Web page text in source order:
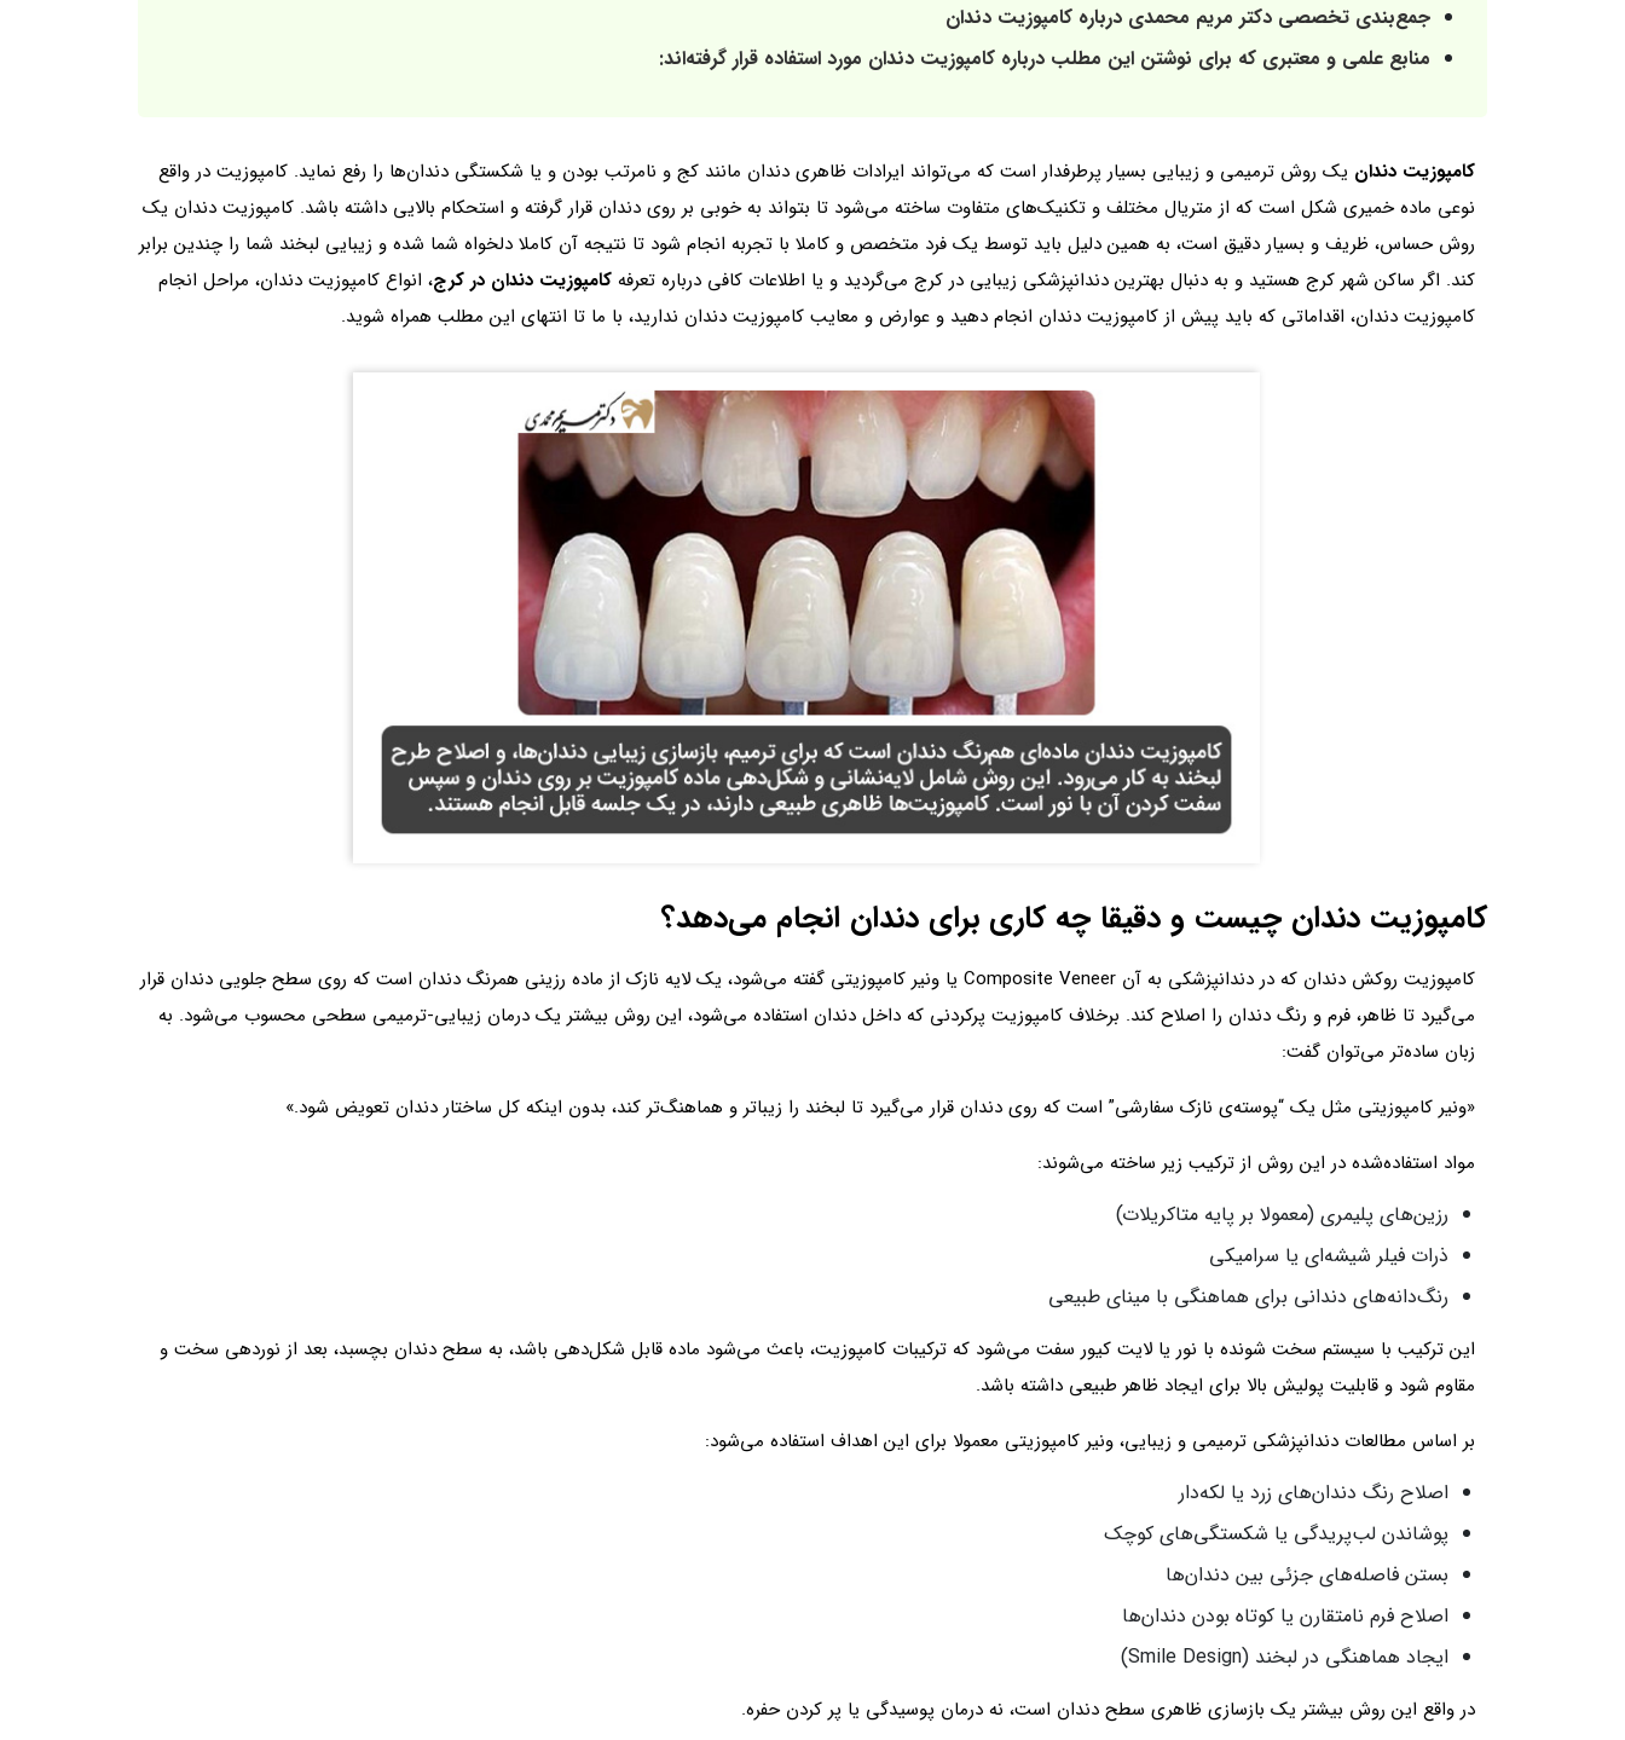
جمع‌بندی تخصصی دکتر مریم محمدی درباره کامپوزیت دندان
منابع علمی و معتبری که برای نوشتن این مطلب درباره کامپوزیت دندان مورد استفاده قرار گرفته‌اند:
کامپوزیت دندان یک روش ترمیمی و زیبایی بسیار پرطرفدار است که می‌تواند ایرادات ظاهری دندان مانند کج و نامرتب بودن و یا شکستگی دندان‌ها را رفع نماید. کامپوزیت در واقع
نوعی ماده خمیری شکل است که از متریال مختلف و تکنیک‌های متفاوت ساخته می‌شود تا بتواند به خوبی بر روی دندان قرار گرفته و استحکام بالایی داشته باشد. کامپوزیت دندان یک
روش حساس، ظریف و بسیار دقیق است، به همین دلیل باید توسط یک فرد متخصص و کاملا با تجربه انجام شود تا نتیجه آن کاملا دلخواه شما شده و زیبایی لبخند شما را چندین برابر
کند. اگر ساکن شهر کرج هستید و به دنبال بهترین دندانپزشکی زیبایی در کرج می‌گردید و یا اطلاعات کافی درباره تعرفه کامپوزیت دندان در کرج، انواع کامپوزیت دندان، مراحل انجام
کامپوزیت دندان، اقداماتی که باید پیش از کامپوزیت دندان انجام دهید و عوارض و معایب کامپوزیت دندان ندارید، با ما تا انتهای این مطلب همراه شوید.
کامپوزیت دندان چیست و دقیقا چه کاری برای دندان انجام می‌دهد؟
کامپوزیت روکش دندان که در دندانپزشکی به آن Composite Veneer یا ونیر کامپوزیتی گفته می‌شود، یک لایه نازک از ماده رزینی همرنگ دندان است که روی سطح جلویی دندان قرار
می‌گیرد تا ظاهر، فرم و رنگ دندان را اصلاح کند. برخلاف کامپوزیت پرکردنی که داخل دندان استفاده می‌شود، این روش بیشتر یک درمان زیبایی-ترمیمی سطحی محسوب می‌شود. به
زبان ساده‌تر می‌توان گفت:
«ونیر کامپوزیتی مثل یک “پوسته‌ی نازک سفارشی” است که روی دندان قرار می‌گیرد تا لبخند را زیباتر و هماهنگ‌تر کند، بدون اینکه کل ساختار دندان تعویض شود.»
مواد استفاده‌شده در این روش از ترکیب زیر ساخته می‌شوند:
رزین‌های پلیمری (معمولا بر پایه متاکریلات)
ذرات فیلر شیشه‌ای یا سرامیکی
رنگ‌دانه‌های دندانی برای هماهنگی با مینای طبیعی
این ترکیب با سیستم سخت شونده با نور یا لایت کیور سفت می‌شود که ترکیبات کامپوزیت، باعث می‌شود ماده قابل شکل‌دهی باشد، به سطح دندان بچسبد، بعد از نوردهی سخت و
مقاوم شود و قابلیت پولیش بالا برای ایجاد ظاهر طبیعی داشته باشد.
بر اساس مطالعات دندانپزشکی ترمیمی و زیبایی، ونیر کامپوزیتی معمولا برای این اهداف استفاده می‌شود:
اصلاح رنگ دندان‌های زرد یا لکه‌دار
پوشاندن لب‌پریدگی یا شکستگی‌های کوچک
بستن فاصله‌های جزئی بین دندان‌ها
اصلاح فرم نامتقارن یا کوتاه بودن دندان‌ها
ایجاد هماهنگی در لبخند (Smile Design)
در واقع این روش بیشتر یک بازسازی ظاهری سطح دندان است، نه درمان پوسیدگی یا پر کردن حفره.